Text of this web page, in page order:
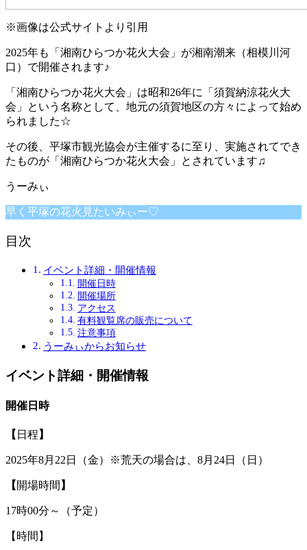
※画像は公式サイトより引用
2025年も「湘南ひらつか花火大会」が湘南潮来（相模川河
口）で開催されます♪
「湘南ひらつか花火大会」は昭和26年に「須賀納涼花火大
会」という名称として、地元の須賀地区の方々によって始め
られました☆
その後、平塚市観光協会が主催するに至り、実施されてでき
たものが「湘南ひらつか花火大会」とされています♫
早く平塚の花火見たいみぃー♡
目次
イベント詳細・開催情報
開催日時
開催場所
アクセス
有料観覧席の販売について
注意事項
うーみぃからお知らせ
イベント詳細・開催情報
開催日時
【 日程 】
2025年8月22日（金）※荒天の場合は、8月24日（日）
【 開場時間 】
17時00分～（予定）
【時間】